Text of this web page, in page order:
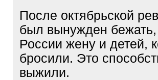
После октябрьской
был вынужден
России жену и детей,
бросили. Это
выжили.